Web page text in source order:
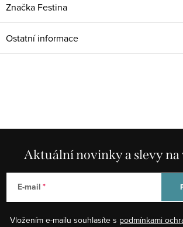
Značka Festina
Ostatní informace
Aktuální novinky a slevy na
E-mail
Vložením e-mailu souhlasíte s podmínkami